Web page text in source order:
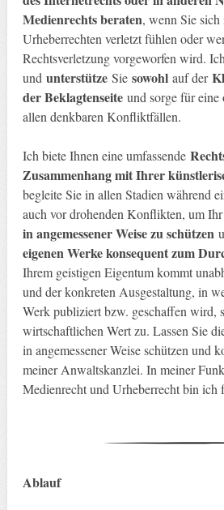
Medienrechts beraten, wenn Sie
Urheberrechten verletzt fühlen oder
Rechtsverletzung vorgeworfen wird.
und unterstützeSie sowohlauf der
der Beklagtenseiteund sorge für eine
allen denkbaren Konfliktfällen.
Ich biete Ihnen eine umfassende
Zusammenhang mit Ihrer
begleite Sie in allen Stadien während
auch vor drohenden Konflikten, um Ihr
in angemessener Weise zu schützen
eigenen Werke konsequent zum
Ihrem geistigen Eigentum kommt
und der konkreten Ausgestaltung, in
Werk publiziert bzw. geschaffen wird,
wirtschaftlichen Wert zu. Lassen Sie
in angemessener Weise schützen und
meiner Anwaltskanzlei. In meiner
Medienrecht und Urheberrecht bin ich
Ablauf